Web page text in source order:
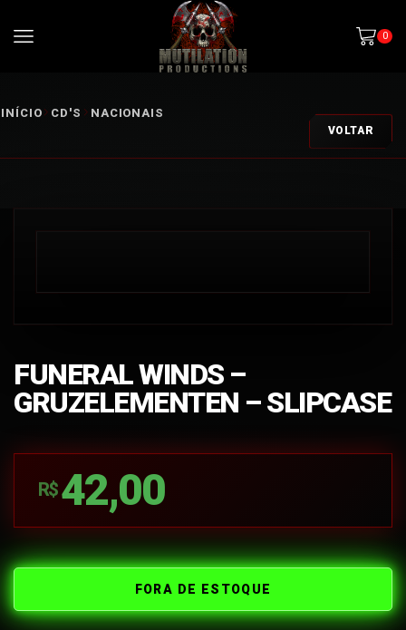
0
INÍCIO CD'S NACIONAIS
VOLTAR
FUNERAL WINDS –
GRUZELEMENTEN – SLIPCASE
R$ 42,00
FORA DE ESTOQUE